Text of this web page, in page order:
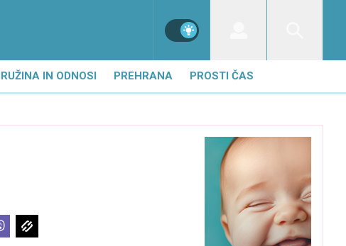
IN ODNOSI PREHRANA PROSTI ČAS